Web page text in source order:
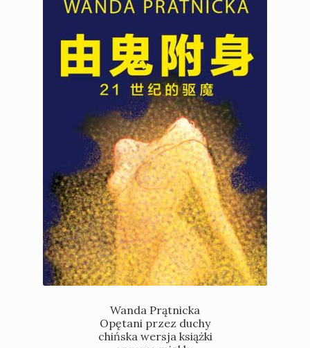
Wanda Prątnicka
Opętani przez duchy
chińska wersja książki